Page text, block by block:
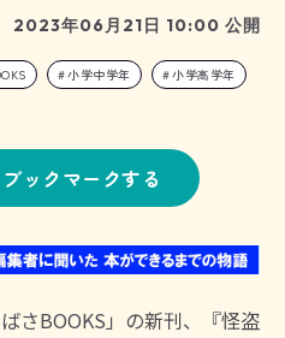
2023年06月21日 10:00 公開
小学中学年 小学高学年
ックマークする
さBOOKS」の新刊、『怪盗